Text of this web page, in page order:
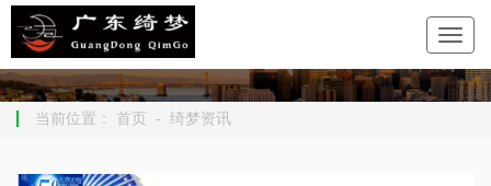
当前位置： 首页 - 绮梦资讯